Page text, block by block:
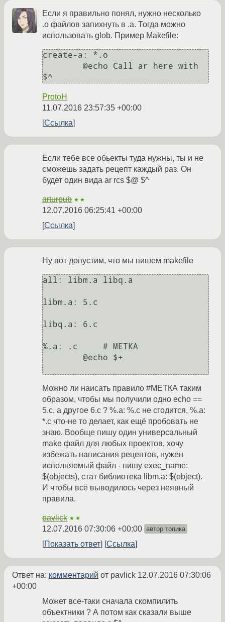
Если я правильно понял, нужно несколько
.o файлов запихнуть в .a. Тогда можно
использовать glob. Пример Makefile:
create-a: *.o
ProtoH
11.07.2016 23:57:35 +00:00
Ссылка
Если тебе все обьекты туда нужны, ты и не
сможешь задать рецепт каждый раз. Он
будет один вида ar rcs $@ $^
arturpub ★★
12.07.2016 06:25:41 +00:00
Ссылка
Ну вот допустим, что мы пишем makefile
all: libm.a libq.a
libm.a: 5.c
libq.a: 6.c
%.a: .c     # МЕТКА
Можно ли наисать правило #МЕТКА таким
образом, чтобы мы получили одно echo ==
5.c, а другое 6.c ? %.a: %.c не сгодится, %.a:
*.c что-не то делает, как ещё пробовать не
знаю. Вообще пишу один универсальный
make файл для любых проектов, хочу
избежать написания рецептов, нужен
исполняемый файл - пишу exec_name:
$(objects), стат библиотека libm.a: $(object).
И чтобы всё выводилось через неявный
правила.
pavlick ★★
12.07.2016 07:30:06 +00:00 автор топика
Показать ответ Ссылка
Ответ на: комментарий от pavlick 12.07.2016 07:30:06
+00:00
Может все-таки сначала скомпилить
объектники ? А потом как сказали выше